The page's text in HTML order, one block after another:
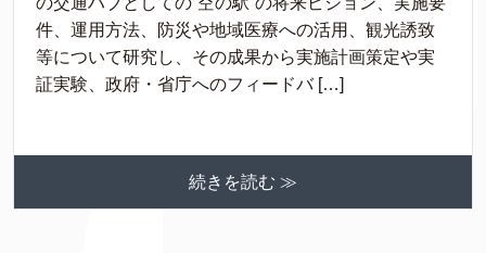
件、運用方法、防災や地域医療への活用、観光誘致
等について研究し、その成果から実施計画策定や実
証実験、政府・省庁へのフィードバ […]
続きを読む ≫